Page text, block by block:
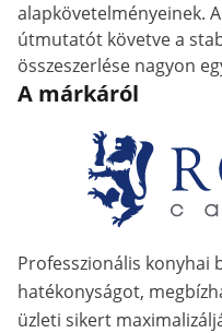
alapkövetelményeinek.
útmutatót követve a
összeszerlése nagyon
A márkáról
Professzionális konyhai
hatékonyságot,
üzleti sikert